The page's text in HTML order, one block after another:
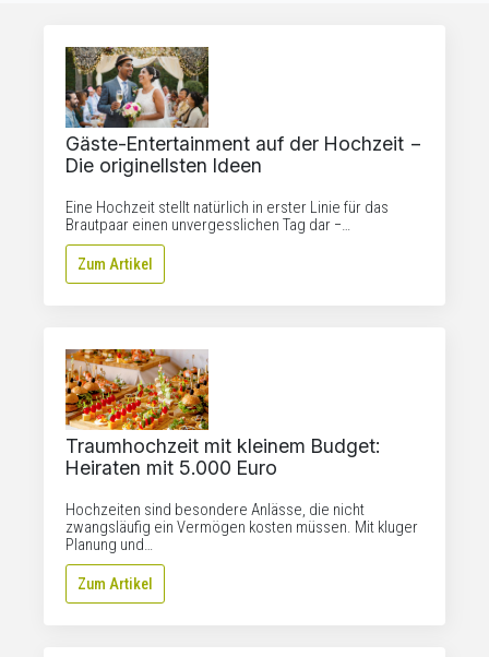
Gäste-Entertainment auf der Hochzeit −
Die originellsten Ideen
Eine Hochzeit stellt natürlich in erster Linie für das
Brautpaar einen unvergesslichen Tag dar −…
Zum Artikel
Traumhochzeit mit kleinem Budget:
Heiraten mit 5.000 Euro
Hochzeiten sind besondere Anlässe, die nicht
zwangsläufig ein Vermögen kosten müssen. Mit kluger
Planung und…
Zum Artikel